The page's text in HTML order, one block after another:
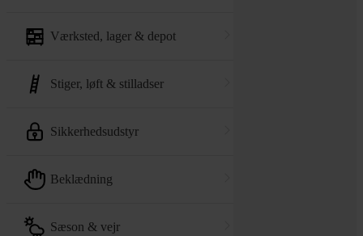
værksted, lager & depot
stiger, løft & stilladser
sikkerhedsudstyr
beklædning
sæson & vejr